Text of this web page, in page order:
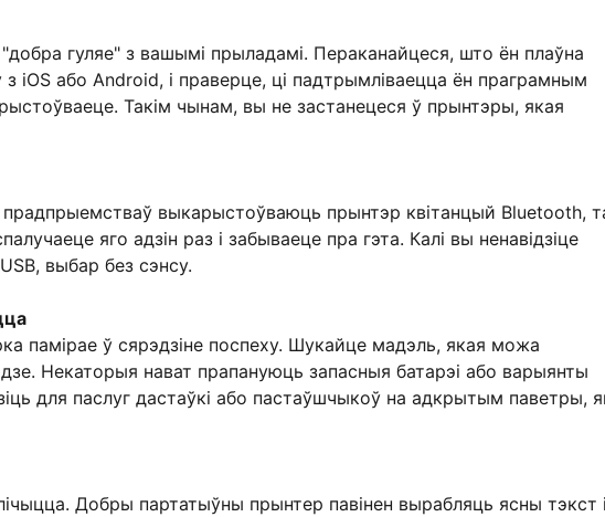
гуляе" з вашымі прыладамі. Пераканайцеся, што ён плаўна
iOS або Android, і праверце, ці падтрымліваецца ён праграмным
Такім чынам, вы не застанецеся ў прынтэры, якая
выкарыстоўваюць прынтэр квітанцый Bluetooth,
яго адзін раз і забываеце пра гэта. Калі вы ненавідзіце
выбар без сэнсу.
памірае ў сярэдзіне поспеху. Шукайце мадэль, якая можа
Некаторыя нават прапануюць запасныя батарэі або варыянты
для паслуг дастаўкі або пастаўшчыкоў на адкрытым паветры,
Добры партатыўны прынтер павінен вырабляць ясны тэкст і